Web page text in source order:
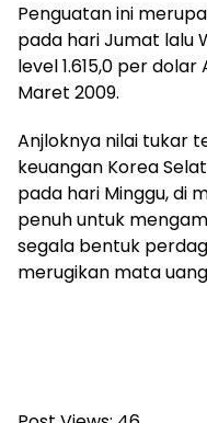
Penguatan ini
pada hari Jumat lalu
level 1.615,0 per
Maret 2009.
Anjloknya nilai tukar
keuangan Korea
pada hari Minggu, di
penuh untuk
segala bentuk
merugikan mata